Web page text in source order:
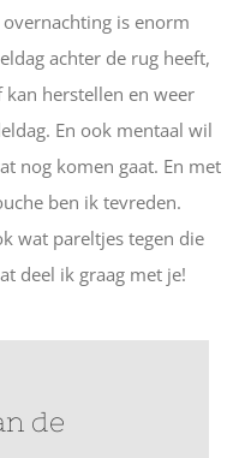
is enorm
achter de rug heeft,
herstellen en weer
En ook mentaal wil
nog komen gaat. En met
ben ik tevreden.
wat pareltjes tegen die
deel ik graag met je!
de